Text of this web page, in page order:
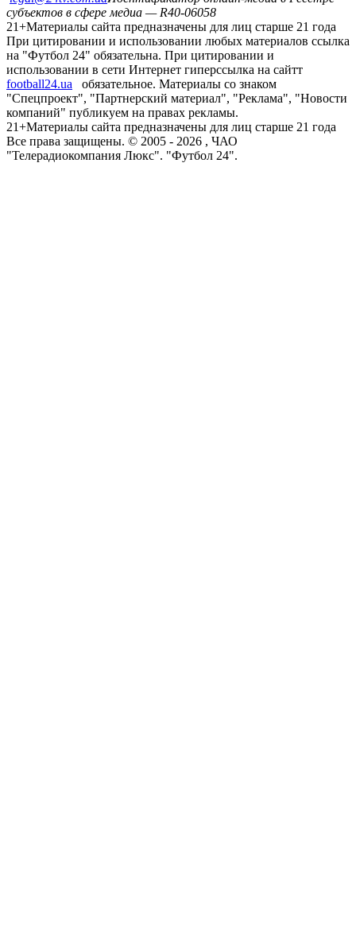
субъектов в сфере медиа — R40-06058
21+Материалы сайта предназначены для лиц старше 21 года
При цитировании и использовании любых материалов ссылка
на "Футбол 24" обязательна. При цитировании и
использовании в сети Интернет гиперссылка на сайтт
football24.ua
обязательное. Материалы со знаком
"Спецпроект", "Партнерский материал", "Реклама", "Новости
компаний" публикуем на правах рекламы.
21+Материалы сайта предназначены для лиц старше 21 года
Все права защищены. © 2005 - 2026 , ЧАО
"Телерадиокомпания Люкс". "Футбол 24".